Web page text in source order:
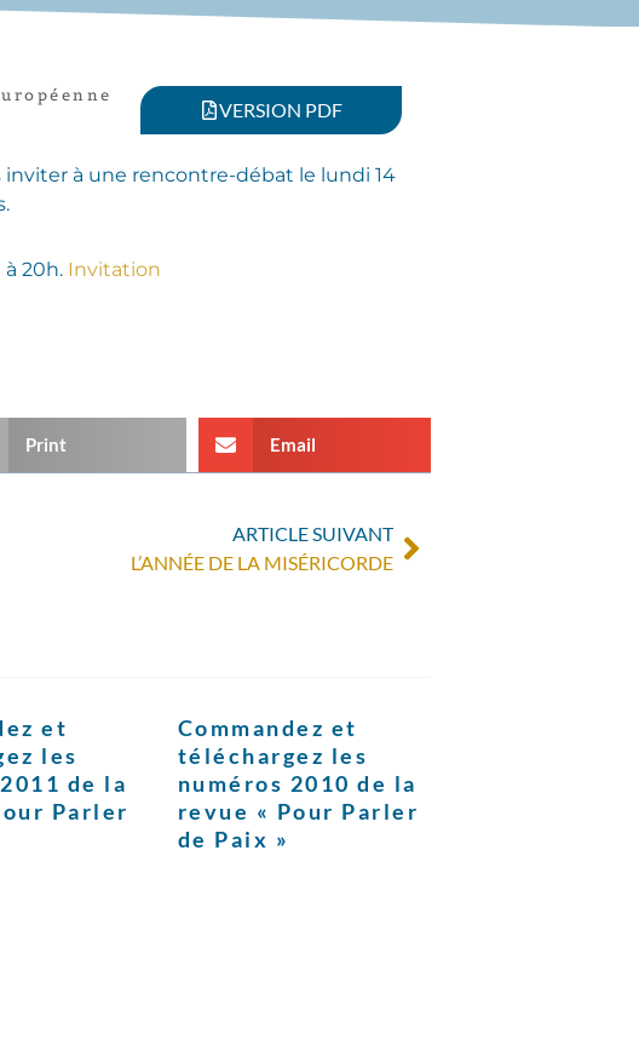
VERSION PDF
inviter à une rencontre-débat le lundi 14
à 20h. Invitation
Print Email
ARTICLE SUIVANT
L’ANNÉE DE LA MISÉRICORDE
et
les
de la
Parler
Commandez et
téléchargez les
numéros 2010 de la
revue « Pour Parler
de Paix »